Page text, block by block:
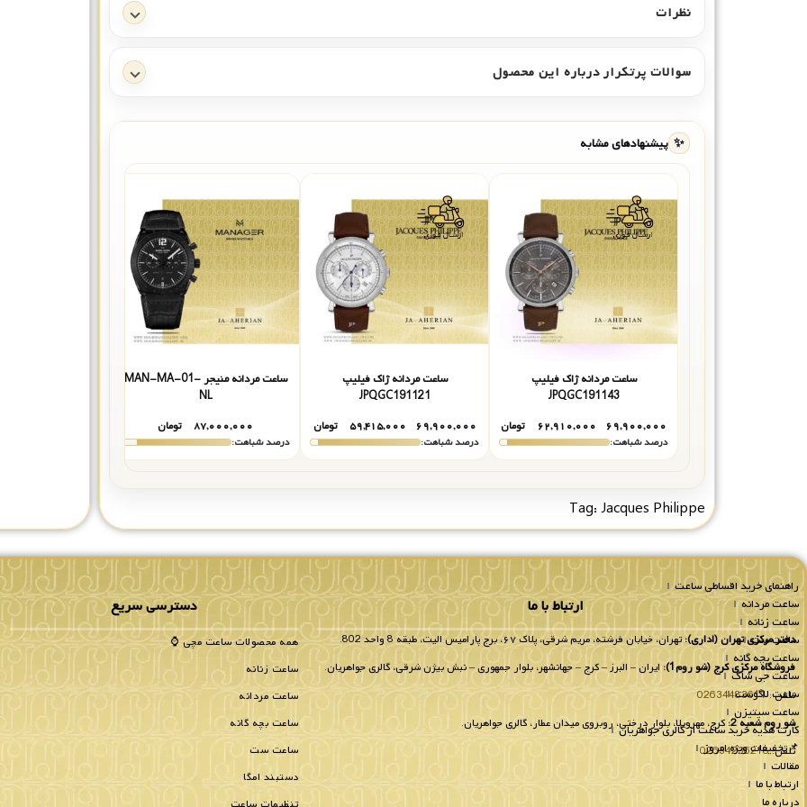
نظرات
سوالات پرتکرار درباره این محصول
✨ پیشنهادهای مشابه
ساعت مردانه ژاک فیلیپ
JPQGC191143
۶۹,۹۰۰,۰۰۰ ۶۲,۹۱۰,۰۰۰
تومان
درصد شباهت:
ساعت مردانه ژاک فیلیپ
JPQGC191121
۶۹,۹۰۰,۰۰۰ ۵۹,۴۱۵,۰۰۰
تومان
درصد شباهت:
ساعت مردانه منیجر MAN-MA-01-
NL
۸۷,۰۰۰,۰۰۰
تومان
درصد شباهت:
Tag: Jacques Philippe
راهنمای خرید اقساطی ساعت
ساعت مردانه
ساعت زنانه
ساعت ست
ساعت بچه گانه
ساعت جی شاک
ساعت لاگوست
ساعت سیتیزن
کارت هدیه خرید ساعت از گالری جواهریان
📌تخفیفات ویژه امروز
مقالات
ارتباط با ما
درباره ما
ارتباط با ما
دفتر مرکزی تهران (اداری):تهران، خیابان فرشته، مریم شرقی، پلاک ۶۷، برج پارامیس الیت، طبقه 8 واحد 802.
فروشگاه مرکزی کرج (شو روم1):
ایران – البرز – کرج – جهانشهر، بلوار جمهوری – نبش بیژن شرقی، گالری جواهریان.
تلفن :02634483611
شو روم شعبه 2:
کرج، مهرویلا، بلوار درختی، روبروی میدان عطار، گالری جواهریان.
تلفن:02634236218
دسترسی سریع
همه محصولات ساعت مچی ⌚
ساعت زنانه
ساعت مردانه
ساعت بچه گانه
ساعت ست
دستبند امگا